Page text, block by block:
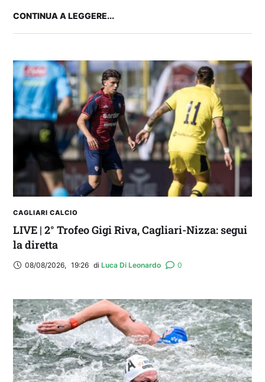
2° TROFEO RIVA | IL PRE-PARTITA: commenta
con noi le ultime per Cagliari-Nizza
CONTINUA A LEGGERE...
CAGLIARI CALCIO
LIVE | 2° Trofeo Gigi Riva, Cagliari-Nizza: segui
la diretta
08/08/2026, 19:26 di Luca Di Leonardo 0